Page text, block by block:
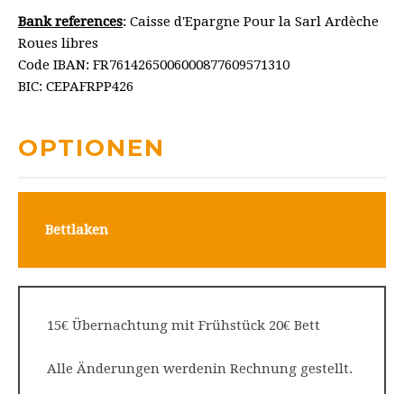
Bank references: Caisse d'Epargne Pour la Sarl Ardèche
Roues libres
Code IBAN: FR7614265006000877609571310
BIC: CEPAFRPP426
OPTIONEN
Bettlaken
15€ Übernachtung mit Frühstück 20€ Bett
Alle Änderungen werdenin Rechnung gestellt.